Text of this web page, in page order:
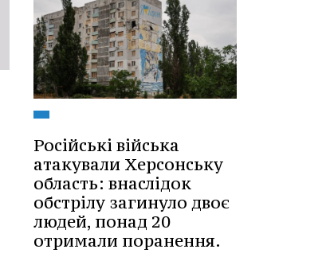
Російські війська
атакували Херсонську
область: внаслідок
обстрілу загинуло двоє
людей, понад 20
отримали поранення.